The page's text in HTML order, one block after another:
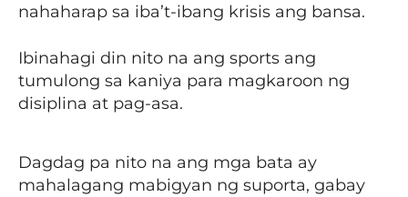
nahaharap sa iba’t-ibang krisis ang bansa.
Ibinahagi din nito na ang sports ang
tumulong sa kaniya para magkaroon ng
disiplina at pag-asa.
Dagdag pa nito na ang mga bata ay
mahalagang mabigyan ng suporta, gabay